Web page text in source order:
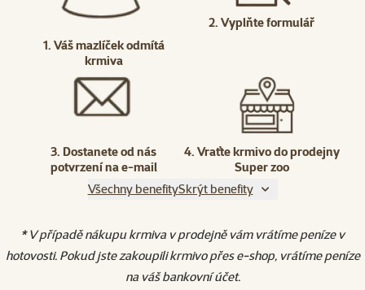
1. Váš mazlíček odmítá
krmiva
2. Vyplňte formulář
3. Dostanete od nás
potvrzení na e-mail
4. Vraťte krmivo do prodejny
Super zoo
Všechny benefitySkrýt benefity
* V případě nákupu krmiva v prodejně vám vrátíme peníze v
hotovosti. Pokud jste zakoupili krmivo přes e-shop, vrátíme peníze
na váš bankovní účet.